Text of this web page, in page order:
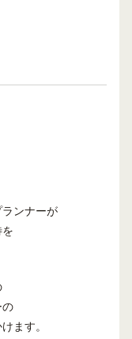
ンナーが
の
ます。